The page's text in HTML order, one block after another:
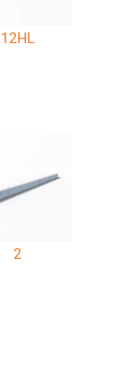
12HL
2